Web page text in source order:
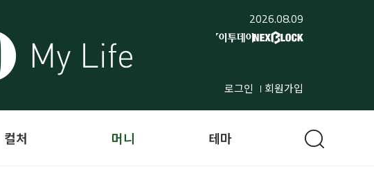
2026.08.09
로그인 회원가입
컬처 머니 테마